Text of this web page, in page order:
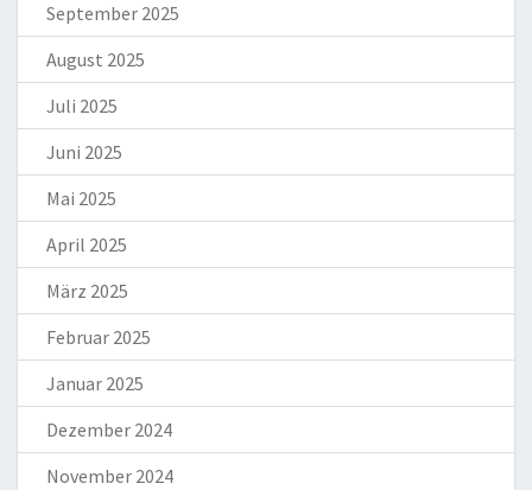
September 2025
August 2025
Juli 2025
Juni 2025
Mai 2025
April 2025
März 2025
Februar 2025
Januar 2025
Dezember 2024
November 2024